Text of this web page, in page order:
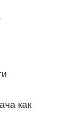
как